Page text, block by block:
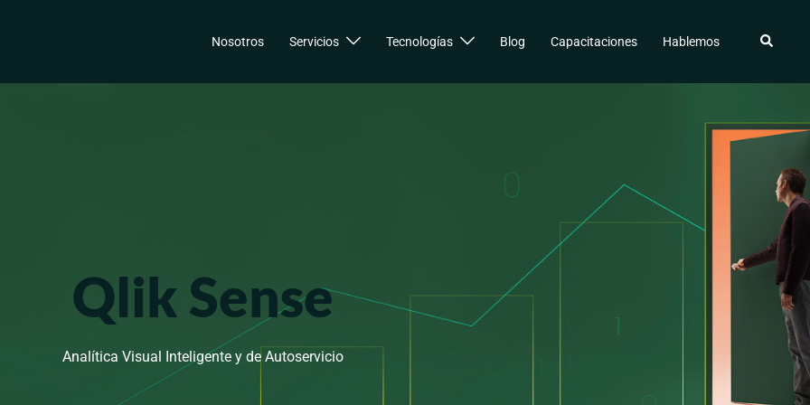
Nosotros Servicios Tecnologías Blog Capacitaciones Hablemos Buscar
Qlik Sense
Analítica Visual Inteligente y de Autoservicio